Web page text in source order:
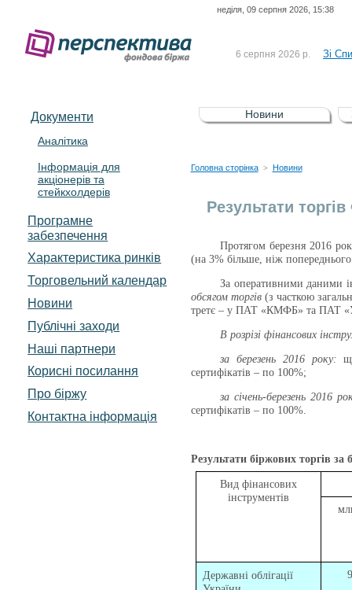
неділя, 09 серпня 2026, 15:38
6 серпня 2026 р. Зі
5 серпня 2026 р.
Зі
UA4000232607)
4 серпня 2026 р.
Документи
Аналітика
Інформація для
акціонерів та
стейкхолдерів
Програмне
забезпечення
Характеристика pинків
Торговельний календар
Новини
Публічні заходи
Наші партнери
Корисні посилання
Про біржу
Контактна інформація
Новини
Головна сторінка > Новини
Результати
Протягом березня 2016
(на 3% більше, ніж
За оперативними даними
обсягом торгів (з часткою
третє – у ПАТ «КМФБ» та ПАТ
В розрізі фінансових
за березень 2016 року:
сертифікатів – по 100%;
за січень-березень 2016
сертифікатів – по 100%.
Результати біржових торгів за
Вид фінансових
інструментів
Державні облігації